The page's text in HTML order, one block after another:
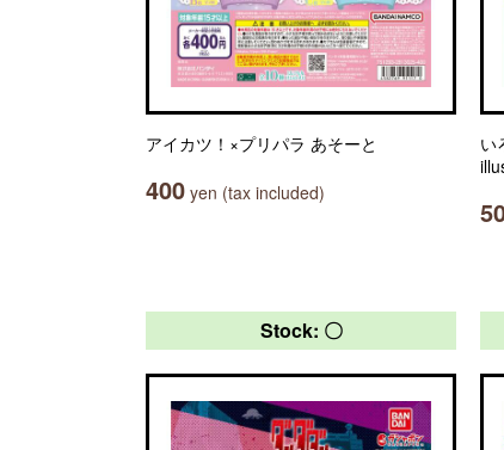
アイカツ！×プリパラ あそーと
400 yen (tax included)
い
Stock: 〇